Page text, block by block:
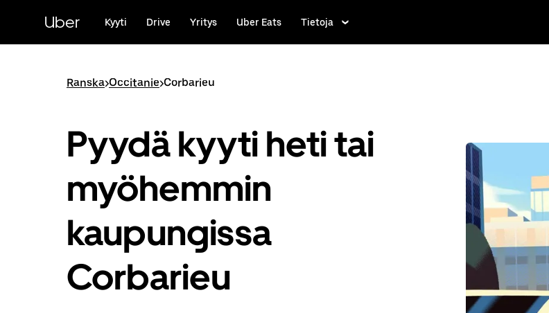
pääsisältöön
Uber Kyyti Drive Yritys Uber Eats Tietoja
Ranska>Occitanie>Corbarieu
Pyydä kyyti heti tai
myöhemmin
kaupungissa
Corbarieu